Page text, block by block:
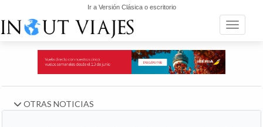
Ir a Versión Clásica o escritorio
Toggle
OTRAS NOTICIAS